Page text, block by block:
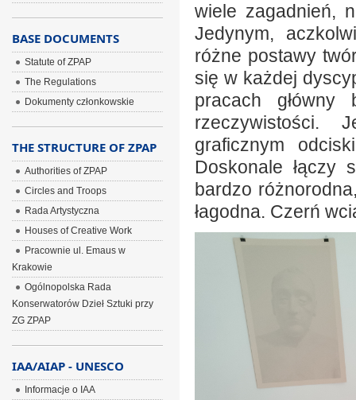
wiele zagadnień,
Jedynym,
różne postawy
się w każdej
pracach główny
rzeczywistości.
graficznym
Doskonale
bardzo
łagodna. Czerń
BASE DOCUMENTS
Statute of ZPAP
The Regulations
Dokumenty członkowskie
THE STRUCTURE OF ZPAP
Authorities of ZPAP
Circles and Troops
Rada Artystyczna
Houses of Creative Work
Pracownie ul. Emaus w
Krakowie
Ogólnopolska Rada
Konserwatorów Dzieł Sztuki przy
ZG ZPAP
IAA/AIAP - UNESCO
Informacje o IAA